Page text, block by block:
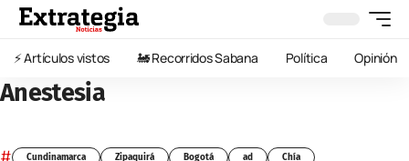
⚡️ Artículos vistos 🚂 Recorridos Sabana Política Opinión
Anestesia
Cundinamarca Zipaquirá Bogotá ad Chía